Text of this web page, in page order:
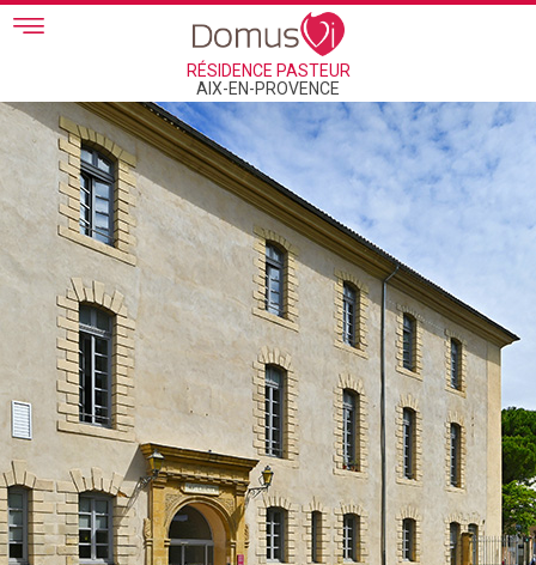
Skip to main content
RÉSIDENCE PASTEUR
AIX-EN-PROVENCE